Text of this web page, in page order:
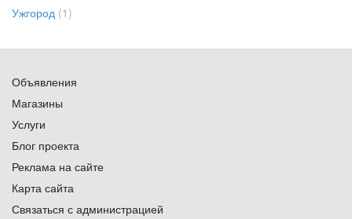
Ужгород (1)
Объявления
Магазины
Услуги
Блог проекта
Реклама на сайте
Карта сайта
Связаться с администрацией